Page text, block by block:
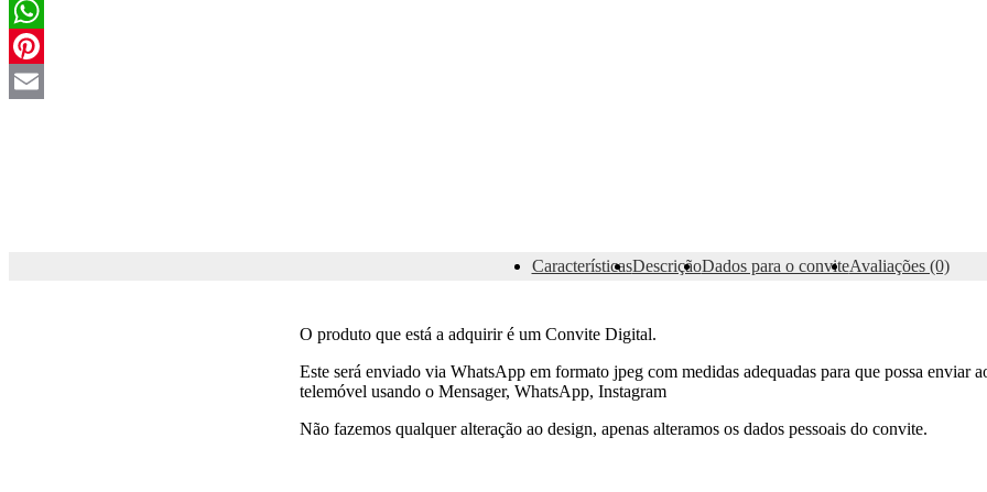
Twitter
WhatsApp
Pinterest
CaracterísticasDescriçãoDados para o conviteAvaliações (0)
O produto que está a adquirir é um Convite Digital.
Este será enviado via WhatsApp em formato jpeg com medidas adequadas para que possa enviar
telemóvel usando o Mensager, WhatsApp, Instagram
Não fazemos qualquer alteração ao design, apenas alteramos os dados pessoais do convite.